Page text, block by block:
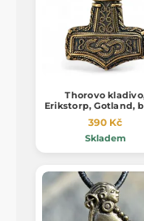
Thorovo
Erikstorp, Gotland,
390 Kč
Skladem